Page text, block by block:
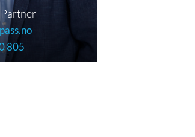
805